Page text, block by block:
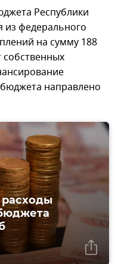
Республики
из федерального
на сумму 188
собственных
направлено